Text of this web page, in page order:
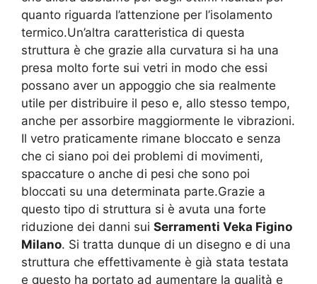
quanto riguarda l’attenzione per l’isolamento
termico.Un’altra caratteristica di questa
struttura è che grazie alla curvatura si ha una
presa molto forte sui vetri in modo che essi
possano aver un appoggio che sia realmente
utile per distribuire il peso e, allo stesso tempo,
anche per assorbire maggiormente le vibrazioni.
Il vetro praticamente rimane bloccato e senza
che ci siano poi dei problemi di movimenti,
spaccature o anche di pesi che sono poi
bloccati su una determinata parte.Grazie a
questo tipo di struttura si è avuta una forte
riduzione dei danni sui Serramenti Veka Figino
Milano. Si tratta dunque di un disegno e di una
struttura che effettivamente è già stata testata
e questo ha portato ad aumentare la qualità e